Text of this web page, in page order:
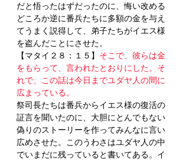
だと悟ったはずだったのに、悔い改める
どころか逆に番兵たちに多額の金を与え
てうまく説得して、弟子たちがイエス様
を盗んだことにさせた。
【マタイ２８：１５】 そこで、彼らは金
をもらって、言われたとおりにした。そ
れで、この話は今日までユダヤ人の間に
広まっている。
祭司長たちは番兵からイエス様の復活の
証言を聞いたのに、大胆にとんでもない
偽りのストーリーを作ってみんなに言い
広めさせた。このうわさはユダヤ人の中
でいまだに残っていると書いてある。イ